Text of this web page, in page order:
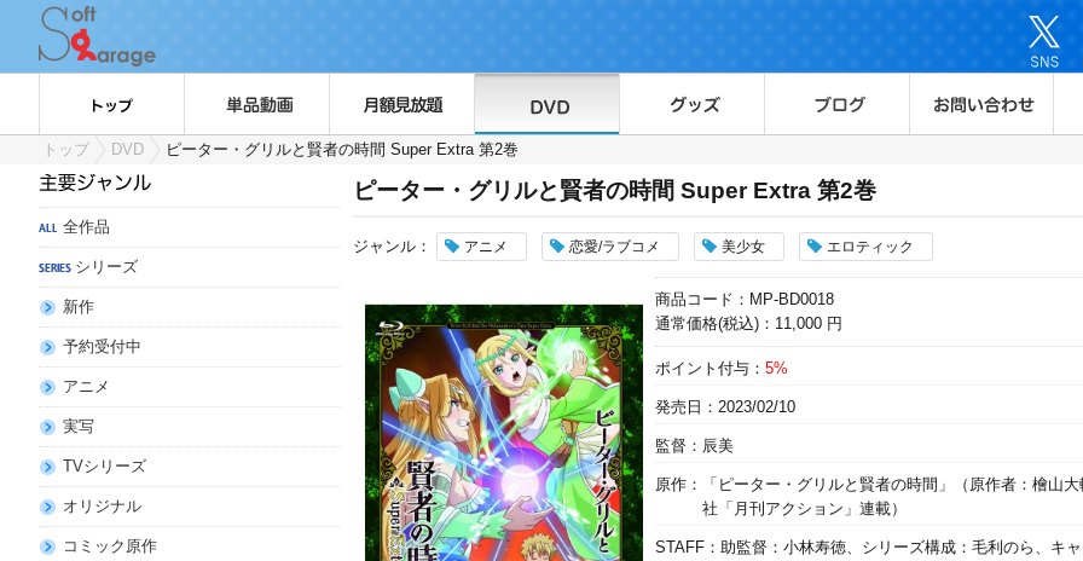
トップ DVD ピーター・グリルと賢者の時間 Super Extra 第2巻
全作品
シリーズ
新作
予約受付中
アニメ
実写
TVシリーズ
オリジナル
コミック原作
ピーター・グリルと賢者の時間 Super Extra 第2巻
ジャンル： アニメ 恋愛/ラブコメ 美少女 エロティック
商品コード：MP-BD0018
通常価格(税込)：11,000 円
ポイント付与： 5%
発売日：2023/02/10
監督：辰美
原作：「ピーター・グリルと賢者の時間」（原作者：檜山
社「月刊アクション」連載）
STAFF：助監督：小林寿徳、シリーズ構成：毛利のら、キ